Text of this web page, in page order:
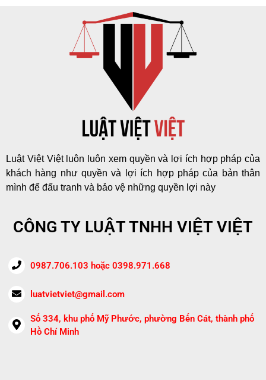
Luật Việt Việt luôn luôn xem quyền và lợi ích hợp pháp của
khách hàng như quyền và lợi ích hợp pháp của bản thân
mình để đấu tranh và bảo vệ những quyền lợi này
CÔNG TY LUẬT TNHH VIỆT VIỆT
0987.706.103 hoặc 0398.971.668
luatvietviet@gmail.com
Số 334, khu phố Mỹ Phước, phường Bến Cát, thành phố
Hồ Chí Minh